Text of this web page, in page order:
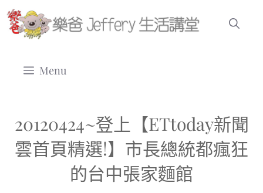
跳
至
Menu
20120424~登上【ETtoday新聞
雲首頁精選!】市長總統都瘋狂
的台中張家麵館